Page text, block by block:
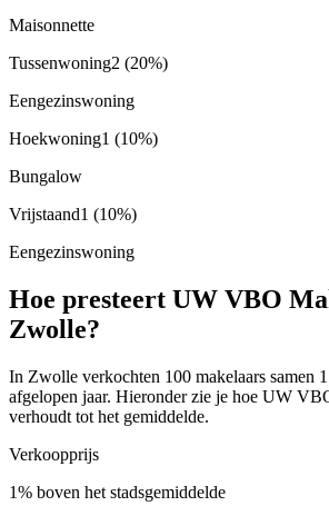
Maisonnette
Tussenwoning2 (20%)
Eengezinswoning
Hoekwoning1 (10%)
Bungalow
Vrijstaand1 (10%)
Eengezinswoning
Hoe presteert UW VBO
Zwolle?
In Zwolle verkochten 100 makelaars samen
afgelopen jaar. Hieronder zie je hoe UW
verhoudt tot het gemiddelde.
Verkoopprijs
1% boven het stadsgemiddelde